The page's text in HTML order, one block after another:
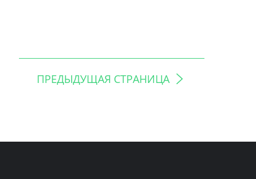
ПРЕДЫДУЩАЯ СТРАНИЦА